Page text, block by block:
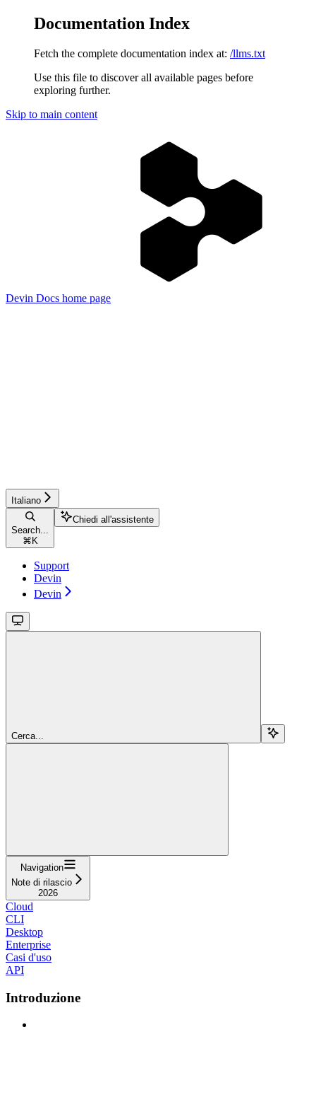
Documentation Index
Fetch the complete documentation index at: /llms.txt
Use this file to discover all available pages before
exploring further.
Skip to main content
Devin Docs home page
Italiano
Search...
⌘ K
Chiedi all'assistente
Support
Devin
Devin
Cerca...
Navigation
Note di rilascio
2026
Cloud
CLI
Desktop
Enterprise
Casi d'uso
API
Introduzione